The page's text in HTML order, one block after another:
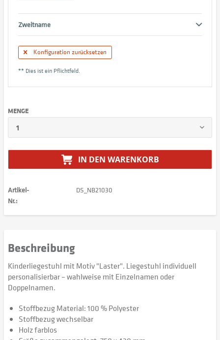
Zweitname
Konfiguration zurücksetzen
** Dies ist ein Pflichtfeld.
MENGE
IN DEN WARENKORB
Artikel-
Nr.:
DS_NB21030
Beschreibung
Kinderliegestuhl mit Motiv "Laster". Liegestuhl individuell
personalisierbar – wahlweise mit Einzelnamen oder
Doppelnamen.
Stoffbezug Material: 100 % Polyester
Stoffbezug wechselbar
Holz farblos